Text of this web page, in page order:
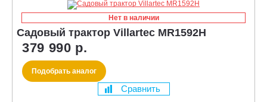
Нет в наличии
Садовый трактор Villartec MR1592H
379 990 р.
Подобрать аналог
Сравнить